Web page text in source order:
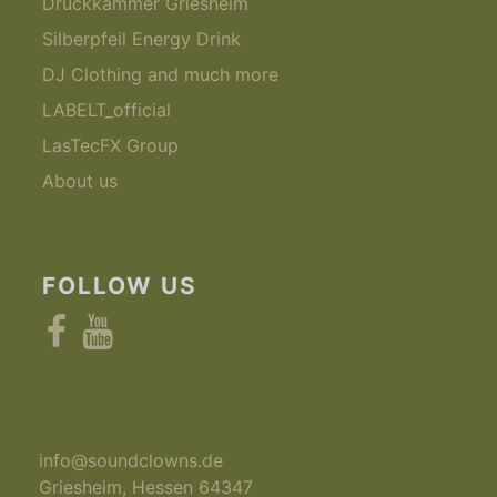
Silberpfeil Energy Drink
DJ Clothing and much more
LABELT_official
LasTecFX Group
About us
FOLLOW US
FacebookYouTube
info@soundclowns.de
Griesheim, Hessen 64347